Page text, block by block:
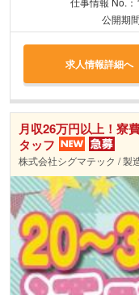
公開期
求人情報詳細へ
月収26万円以上！寮
タッフ
株式会社シグマテック / 製